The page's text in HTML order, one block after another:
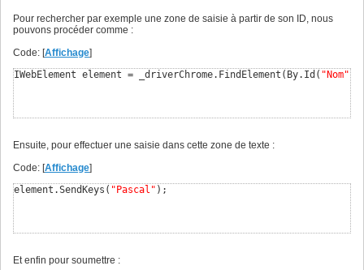
Pour rechercher par exemple une zone de saisie à partir de son ID, nous
pouvons procéder comme :
Code: [Affichage]
IWebElement element = _driverChrome.FindElement ( By.Id ( "Nom")
Ensuite, pour effectuer une saisie dans cette zone de texte :
Code: [Affichage]
element.SendKeys ( "Pascal" ) ;
Et enfin pour soumettre :